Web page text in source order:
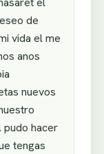
de
vida el me
anos
nuevos
hacer
tengas